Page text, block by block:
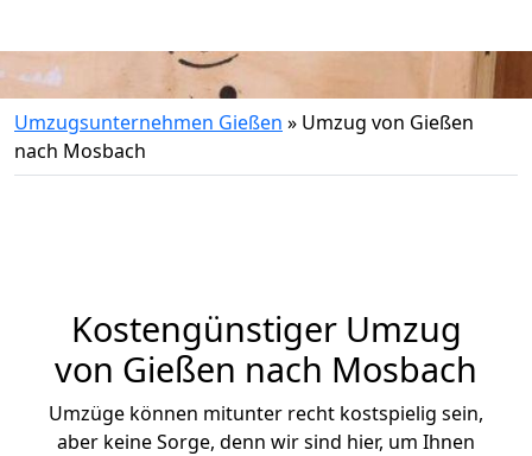
Umzugsunternehmen Gießen » Umzug von Gießen
nach Mosbach
Kostengünstiger Umzug
von Gießen nach Mosbach
Umzüge können mitunter recht kostspielig sein,
aber keine Sorge, denn wir sind hier, um Ihnen